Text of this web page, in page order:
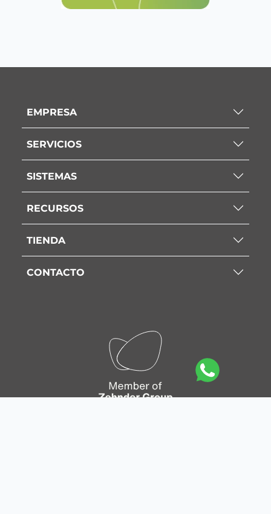
EMPRESA
SERVICIOS
SISTEMAS
RECURSOS
TIENDA
CONTACTO